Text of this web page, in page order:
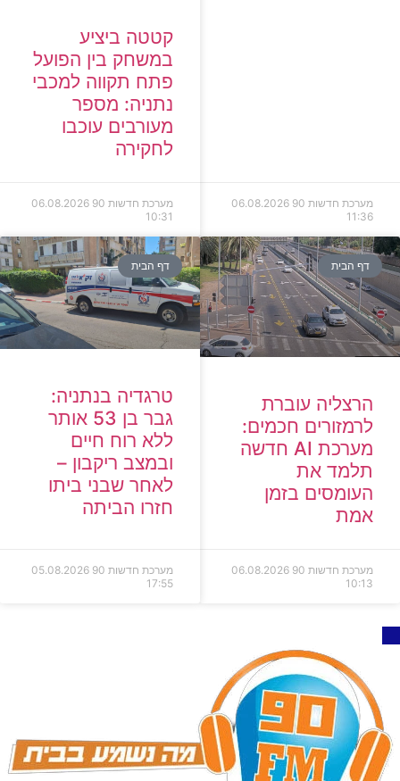
מערכת חדשות 90
06.08.2026
11:36
קטטה ביציע
במשחק בין הפועל
פתח תקווה למכבי
נתניה: מספר
מעורבים עוכבו
לחקירה
מערכת חדשות 90
06.08.2026
10:31
דף הבית
הרצליה עוברת
לרמזורים חכמים:
מערכת AI חדשה
תלמד את
העומסים בזמן
אמת
מערכת חדשות 90
06.08.2026
10:13
דף הבית
טרגדיה בנתניה:
גבר בן 53 אותר
ללא רוח חיים
ובמצב ריקבון –
לאחר שבני ביתו
חזרו הביתה
מערכת חדשות 90
05.08.2026
17:55